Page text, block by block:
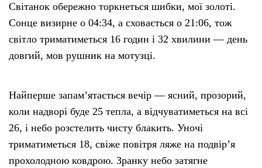
Світанок обережно торкнеться шибки, мої золоті.
Сонце визирне о 04:34, а сховається о 21:06, тож
світло триматиметься 16 годин і 32 хвилини — день
довгий, мов рушник на мотузці.
Найперше запам’ятається вечір — ясний, прозорий,
коли надворі буде 25 тепла, а відчуватиметься на всі
26, і небо розстелить чисту блакить. Уночі
триматиметься 18, свіже повітря ляже на подвір’я
прохолодною ковдрою. Зранку небо затягне